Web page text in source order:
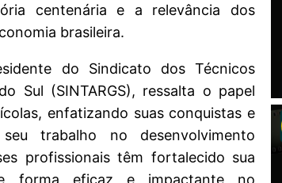
centenária e a relevância dos
brasileira.
do Sindicato dos Técnicos
Sul (SINTARGS), ressalta o papel
enfatizando suas conquistas e
trabalho no desenvolvimento
profissionais têm fortalecido sua
forma eficaz e impactante no